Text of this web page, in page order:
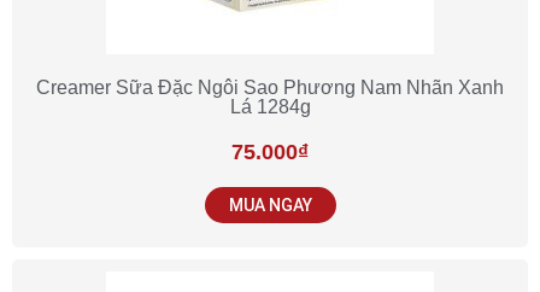
Creamer Sữa Đặc Ngôi Sao Phương Nam Nhãn Xanh
Lá 1284g
75.000₫
MUA NGAY